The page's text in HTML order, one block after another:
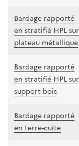
Bardage rapporté
en stratifié HPL sur
plateau métallique
Bardage rapporté
en stratifié HPL sur
support bois
Bardage rapporté
en terre-cuite